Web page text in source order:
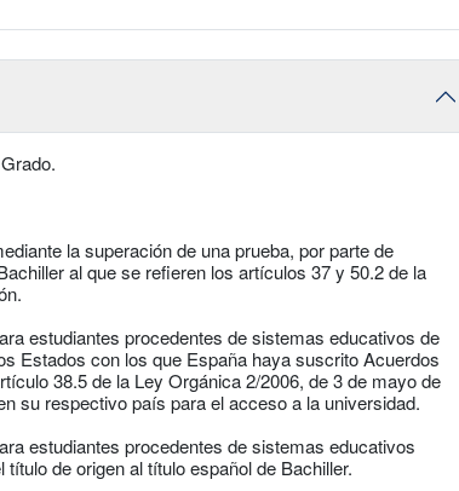
la superación de una prueba, por parte de
al que se refieren los artículos 37 y 50.2 de la
estudiantes procedentes de sistemas educativos de
Estados con los que España haya suscrito Acuerdos
38.5 de la Ley Orgánica 2/2006, de 3 de mayo de
su respectivo país para el acceso a la universidad.
estudiantes procedentes de sistemas educativos
de origen al título español de Bachiller.